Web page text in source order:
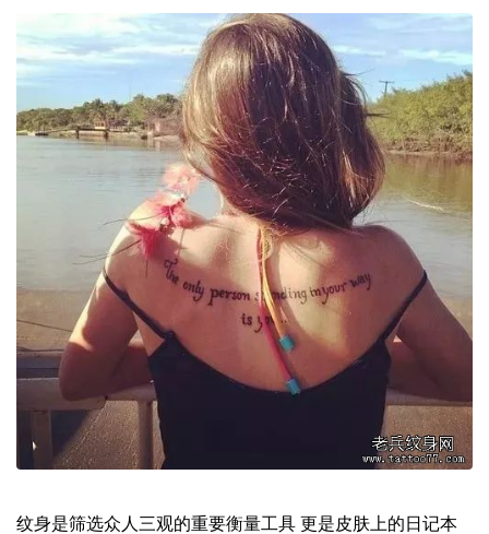
纹身是筛选众人三观的重要衡量工具 更是皮肤上的日记本